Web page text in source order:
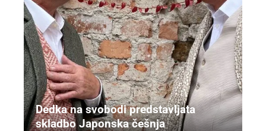
Dedka na svobodi predstavljata
skladbo Japonska češnja